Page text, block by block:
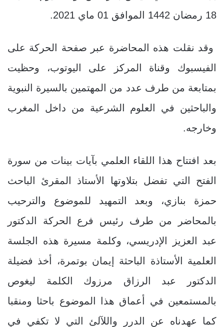
18 رمضان 1442 الموافق 01 ماي 2021.
وقد نقلت هذه المحاضرة عبر صفحة الحركة على
الفيسبوك وقناة المركز على اليوتوب، وحظيت
بمتابعة من طرف عدد من المهتمين بالسيرة النبوية
والباحثين في العلوم الشرعية من داخل المغرب
وخارجه.
بعد افتتاح هذا اللقاء العلمي بآيات بينات من سورة
الفتح التي تفضل بتلاوتها الأستاذ المقرئ الباحث
حمزة بنازي، وبعد التمهيد للموضوع والترحيب
بالمحاضر من طرف رئيس فرع الحركة الدكتور
عبد العزيز الإدريسي، وكلمة مسيرة هذه الجلسة
العلمية الأستاذة الباحثة إيمان بوتمرة، أخذ فضيلة
الدكتور عبد الرزاق مرزوك الكلمة ليغوص
بالمستمعين في أعماق هذا الموضوع باحثا ومنقبا
كما عهدناه عن الدرر واللآلئ التي لا تكفي في